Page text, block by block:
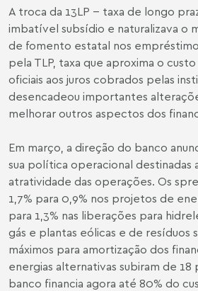
A troca da 13LP -- taxa de longo
imbatível subsídio e naturalizava o
de fomento estatal nos
pela TLP, taxa que aproxima o
oficiais aos juros cobrados pelas
desencadeou importantes
melhorar outros aspectos dos
Em março, a direção do banco
sua política operacional destinadas
atratividade das operações. Os
1,7% para 0,9% nos projetos de
para 1,3% nas liberações para
gás e plantas eólicas e de resíduos
máximos para amortização dos
energias alternativas subiram de 18
banco financia agora até 80% do